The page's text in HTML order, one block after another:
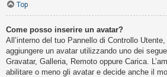
Top
Come posso inserire un avatar?
All’interno del tuo Pannello di Controllo
aggiungere un avatar utilizzando uno dei
Gravatar, Galleria, Remoto oppure Carica.
abilitare o meno gli avatar e decide anche il